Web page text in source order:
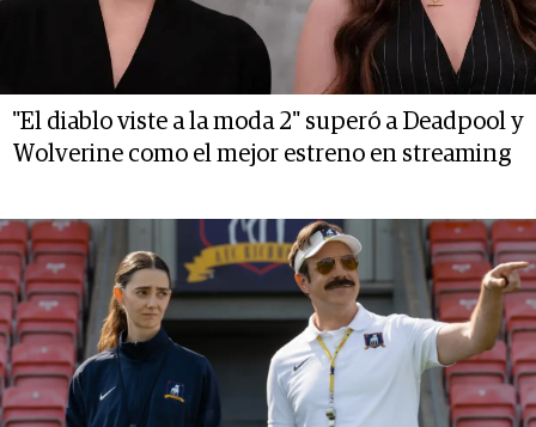
"El diablo viste a la moda 2" superó a Deadpool y
Wolverine como el mejor estreno en streaming